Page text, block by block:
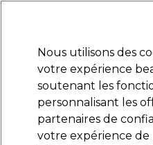
Marques Bons plans
lire
Nous utilisons des
votre expérience
soutenant les
personnalisant les
partenaires de
votre expérience